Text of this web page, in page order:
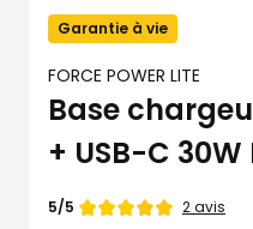
Garantie à vie
FORCE POWER LITE
Base
+ USB-C
5/5 Note
2 avis